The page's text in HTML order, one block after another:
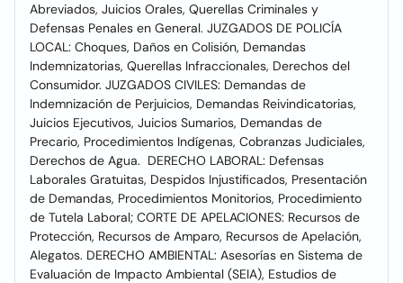
Abreviados, Juicios Orales, Querellas Criminales y
Defensas Penales en General. JUZGADOS DE POLICÍA
LOCAL: Choques, Daños en Colisión, Demandas
Indemnizatorias, Querellas Infraccionales, Derechos del
Consumidor. JUZGADOS CIVILES: Demandas de
Indemnización de Perjuicios, Demandas Reivindicatorias,
Juicios Ejecutivos, Juicios Sumarios, Demandas de
Precario, Procedimientos Indígenas, Cobranzas Judiciales,
Derechos de Agua. DERECHO LABORAL: Defensas
Laborales Gratuitas, Despidos Injustificados, Presentación
de Demandas, Procedimientos Monitorios, Procedimiento
de Tutela Laboral; CORTE DE APELACIONES: Recursos de
Protección, Recursos de Amparo, Recursos de Apelación,
Alegatos. DERECHO AMBIENTAL: Asesorías en Sistema de
Evaluación de Impacto Ambiental (SEIA), Estudios de